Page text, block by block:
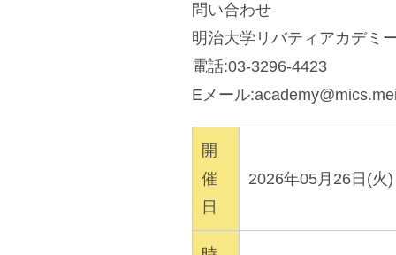
問い合わせ
明治大学リバティアカデミ
電話:03-3296-4423
Eメール:
開
催
日
2026年05月26日(火